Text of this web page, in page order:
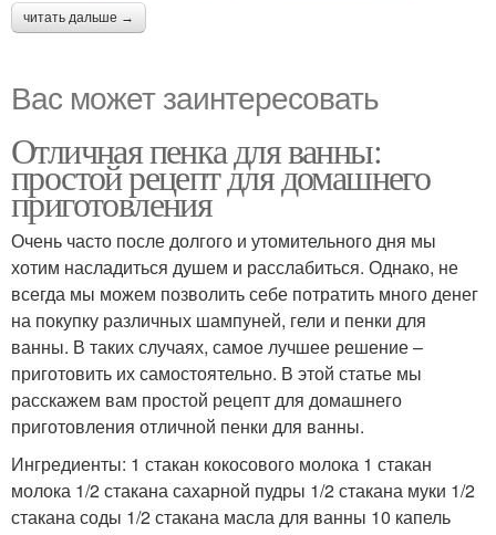
читать дальше →
Вас может заинтересовать
Отличная пенка для ванны:
простой рецепт для домашнего
приготовления
Очень часто после долгого и утомительного дня мы
хотим насладиться душем и расслабиться. Однако, не
всегда мы можем позволить себе потратить много денег
на покупку различных шампуней, гели и пенки для
ванны. В таких случаях, самое лучшее решение –
приготовить их самостоятельно. В этой статье мы
расскажем вам простой рецепт для домашнего
приготовления отличной пенки для ванны.
Ингредиенты: 1 стакан кокосового молока 1 стакан
молока 1/2 стакана сахарной пудры 1/2 стакана муки 1/2
стакана соды 1/2 стакана масла для ванны 10 капель